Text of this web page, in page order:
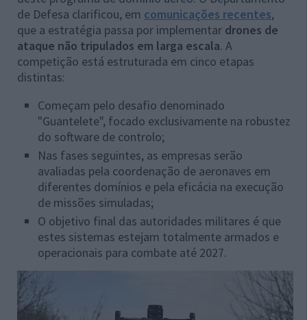
de Defesa clarificou, em comunicações recentes,
que a estratégia passa por implementar drones de
ataque não tripulados em larga escala. A
competição está estruturada em cinco etapas
distintas:
Começam pelo desafio denominado
"Guantelete", focado exclusivamente na robustez
do software de controlo;
Nas fases seguintes, as empresas serão
avaliadas pela coordenação de aeronaves em
diferentes domínios e pela eficácia na execução
de missões simuladas;
O objetivo final das autoridades militares é que
estes sistemas estejam totalmente armados e
operacionais para combate até 2027.